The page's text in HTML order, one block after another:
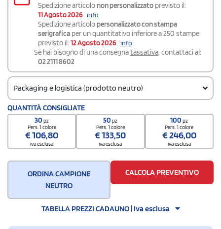
Spedizione articolo non personalizzato previsto il:
11 Agosto 2026 info
Spedizione articolo personalizzato con stampa
serigrafica per un quantitativo inferiore a 250 stampe
previsto il: 12 Agosto 2026 info
Se hai bisogno di una consegnatassativa, contattaci al:
02 2111 8602
Packaging e logistica (prodotto neutro)
Codice doganale
4202 9291
Quantità per scatola
QUANTITÀ CONSIGLIATE
30pz
Pers. 1 colore
€106,80
iva esclusa
50pz
Pers. 1 colore
€133,50
iva esclusa
100pz
Pers. 1 colore
€246,00
iva esclusa
ORDINA CAMPIONE
NEUTRO
CALCOLA PREVENTIVO
TABELLA PREZZI CADAUNO | Iva esclusa